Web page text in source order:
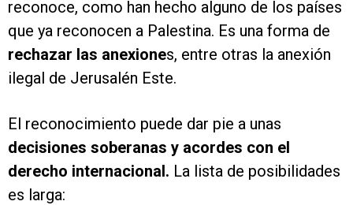
reconoce, como han hecho alguno de los países
que ya reconocen a Palestina. Es una forma de
rechazar las anexiones, entre otras la anexión
ilegal de Jerusalén Este.
El reconocimiento puede dar pie a unas
decisiones soberanas y acordes con el
derecho internacional. La lista de posibilidades
es larga: